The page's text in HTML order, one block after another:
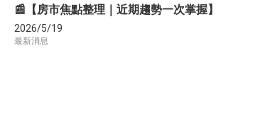
📰【房市焦點整理｜近期趨勢一次掌握】
2026/5/19
最新消息